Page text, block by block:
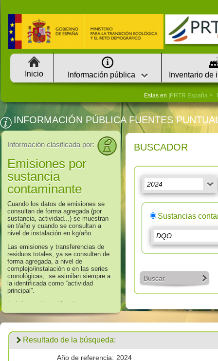
Inicio Información pública Inventario de
Estas en | PRTR España
INFORMACIÓN PÚBLICA FUENTES
Información clasificada por:
Emisiones por
sustancia
contaminante
Cuando los datos de emisiones se
consultan de forma agregada (por
sustancia, actividad...) se muestran
en t/año y cuando se consultan a
nivel de instalación en kg/año.
Las emisiones y transferencias de
residuos totales, ya se consulten de
forma agregada, a nivel de
complejo/instalación o en las series
cronológicas, se asimilan siempre a
la identificada como “actividad
principal”.
La información publicada en
referencia a los años 2008 hasta
establecidos en el Anexo II “Lista de
Sustancias” del Real Decreto
508/2007, de 20 de abril, que regula
el suministro de información sobre
BUSCADOR
Sustancias
Buscar
Resultado de la búsqueda:
Año de referencia: 2024